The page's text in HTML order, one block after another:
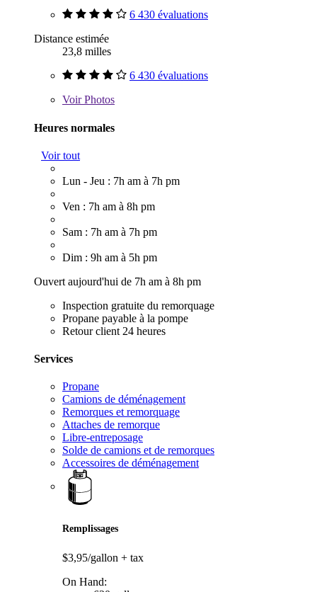
6 430 évaluations
Distance estimée
23,8 milles
6 430 évaluations
VoirPhotos
Heures normales
Voir tout
Lun - Jeu : 7h am à 7h pm
Ven : 7h am à 8h pm
Sam : 7h am à 7h pm
Dim : 9h am à 5h pm
Ouvert aujourd'hui de 7h am à 8h pm
Inspection gratuite du remorquage
Propane payable à la pompe
Retour client 24 heures
Services
Propane
Camions de déménagement
Remorques et remorquage
Attaches de remorque
Libre-entreposage
Solde de camions et de remorques
Accessoires de déménagement
Remplissages
$3,95/gallon + tax
On Hand: